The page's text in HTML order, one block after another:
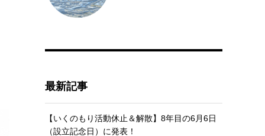
最新記事
【いくのもり活動休止＆解散】8年目の6月6日
（設立記念日）に発表！